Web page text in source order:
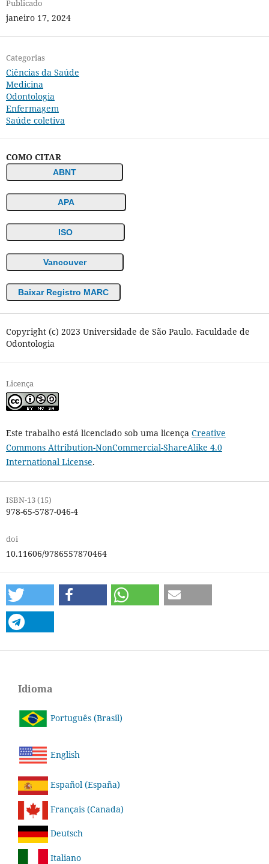
Publicado
janeiro 17, 2024
Categorias
Ciências da Saúde
Medicina
Odontologia
Enfermagem
Saúde coletiva
COMO CITAR
ABNT
APA
ISO
Vancouver
Baixar Registro MARC
Copyright (c) 2023 Universidade de São Paulo. Faculdade de
Odontologia
Licença
Este trabalho está licenciado sob uma licença Creative
Commons Attribution-NonCommercial-ShareAlike 4.0
International License.
ISBN-13 (15)
978-65-5787-046-4
doi
10.11606/9786557870464
Idioma
Português (Brasil)
English
Español (España)
Français (Canada)
Deutsch
Italiano